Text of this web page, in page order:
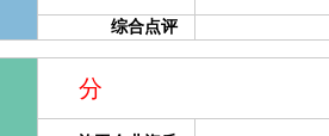
综合点评
分